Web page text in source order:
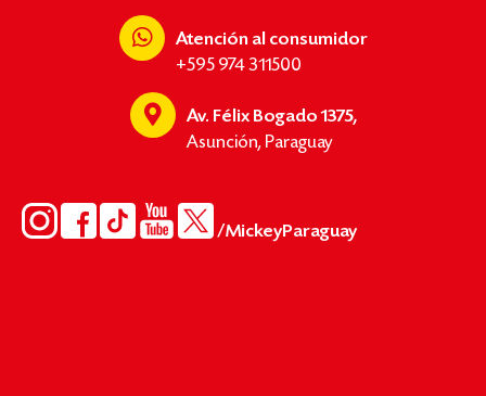
Atención al consumidor
+595 974 311500
Av. Félix Bogado 1375,
Asunción, Paraguay
/MickeyParaguay